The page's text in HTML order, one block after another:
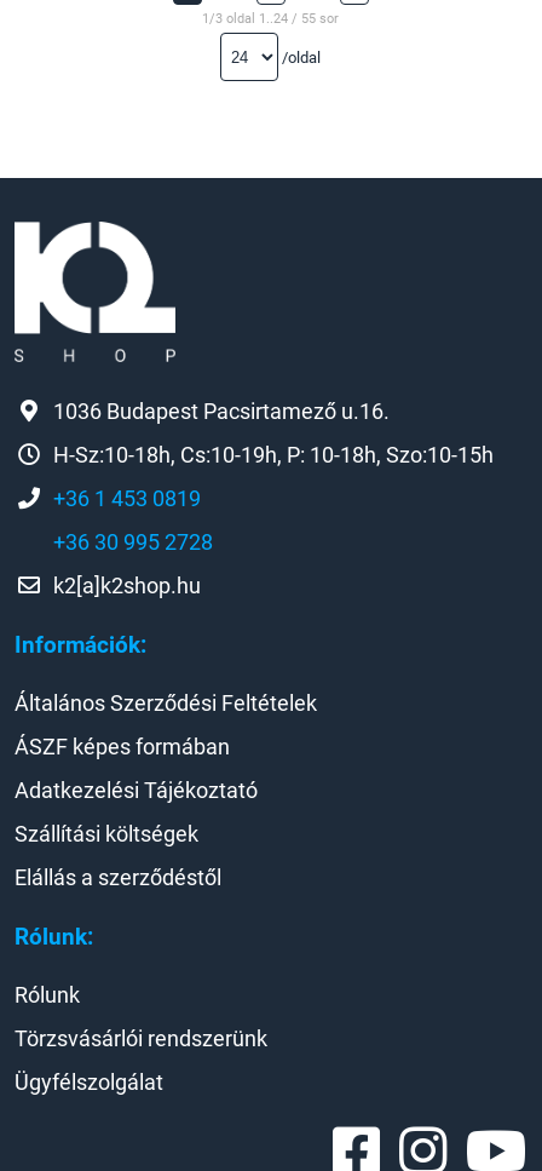
1/3 oldal 1..24 / 55 sor
/oldal
Információk:
Rólunk:
1036 Budapest Pacsirtamező u.16.
H-Sz:10-18h, Cs:10-19h, P: 10-18h, Szo:10-15h
+36 1 453 0819
+36 30 995 2728
k2[a]k2shop.hu
Általános Szerződési Feltételek
ÁSZF képes formában
Adatkezelési Tájékoztató
Szállítási költségek
Elállás a szerződéstől
Rólunk
Törzsvásárlói rendszerünk
Ügyfélszolgálat